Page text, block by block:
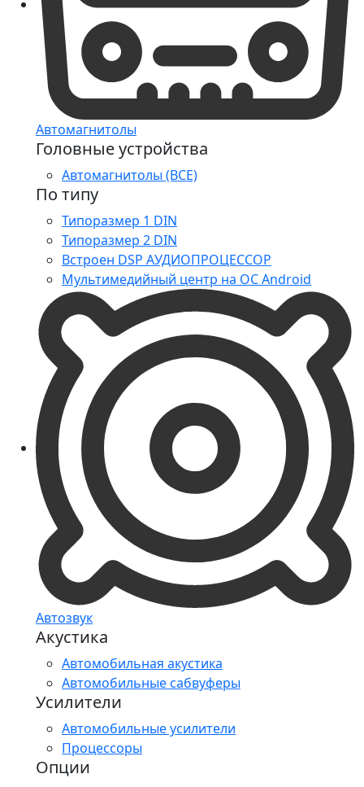
Автомагнитолы
Головные устройства
Автомагнитолы (ВСЕ)
По типу
Типоразмер 1 DIN
Типоразмер 2 DIN
Встроен DSP АУДИОПРОЦЕССОР
Мультимедийный центр на ОС Android
Автозвук
Акустика
Автомобильная акустика
Автомобильные сабвуферы
Усилители
Автомобильные усилители
Процессоры
Опции